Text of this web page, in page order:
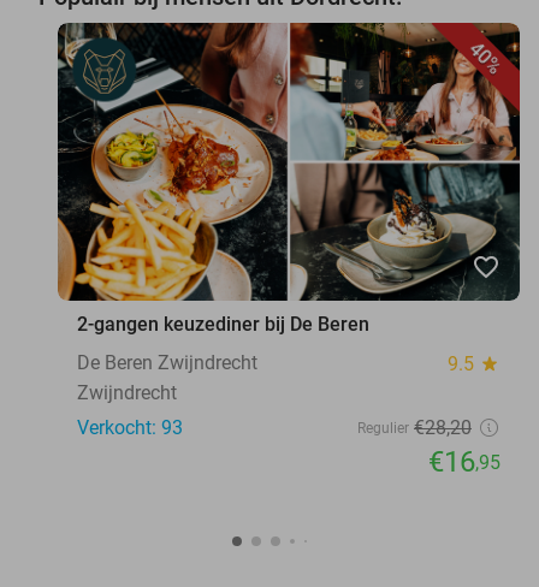
40%
favorite_border
2-gangen keuzediner bij De Beren
De Beren Zwijndrecht
9.5 star
Zwijndrecht
Verkocht: 93
Regulier €28,20
€16,95